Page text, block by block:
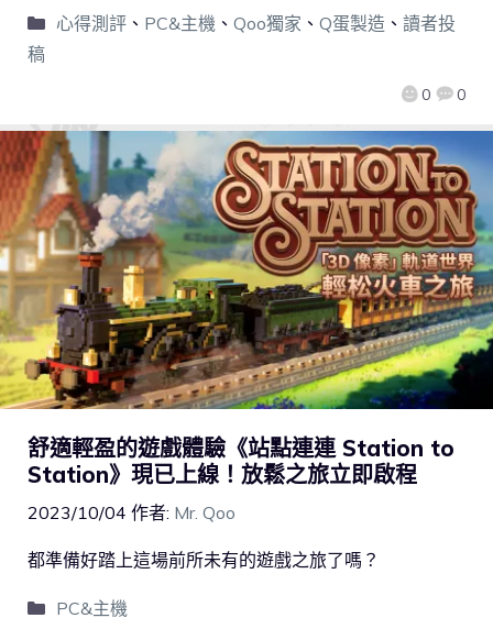
0 0
心得測評、 PC&主機 、 Qoo獨家 、 Q蛋製造 、 讀者投
稿
舒適輕盈的遊戲體驗《站點連連 Station to
Station》現已上線！放鬆之旅立即啟程
2023/10/04 作者: Mr. Qoo
都準備好踏上這場前所未有的遊戲之旅了嗎？
PC&主機